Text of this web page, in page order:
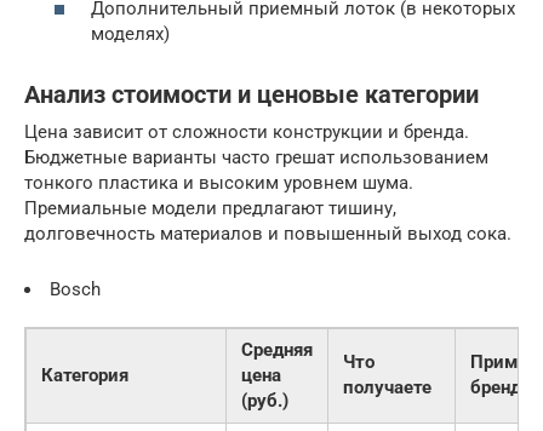
Дополнительный приемный лоток (в некоторых
моделях)
Анализ стоимости и ценовые категории
Цена зависит от сложности конструкции и бренда.
Бюджетные варианты часто грешат использованием
тонкого пластика и высоким уровнем шума.
Премиальные модели предлагают тишину,
долговечность материалов и повышенный выход сока.
Bosch
Категория
Средняя
цена
(руб.)
Что
получаете
Пример
бренда